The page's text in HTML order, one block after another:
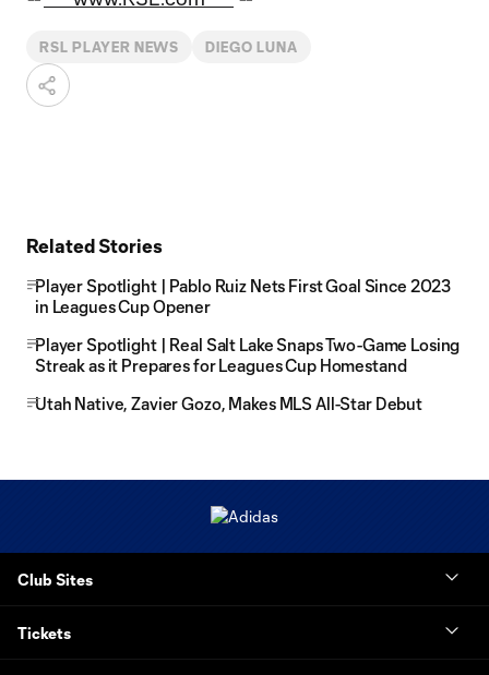
RSL PLAYER NEWS DIEGO LUNA
Related Stories
Player Spotlight | Pablo Ruiz Nets First Goal Since 2023
in Leagues Cup Opener
Player Spotlight | Real Salt Lake Snaps Two-Game Losing
Streak as it Prepares for Leagues Cup Homestand
Utah Native, Zavier Gozo, Makes MLS All-Star Debut
Club Sites
Tickets